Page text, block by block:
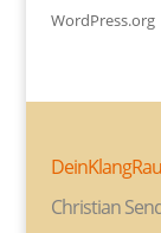
WordPress.org
Christian